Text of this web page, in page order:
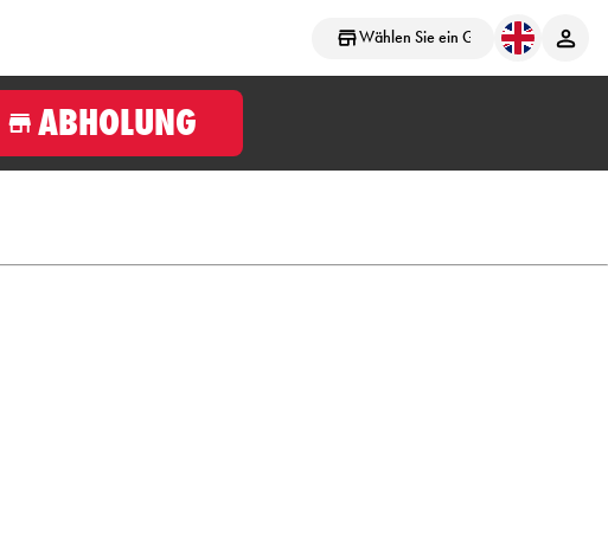
Wählen Sie ein Geschäft aus
ABHOLUNG